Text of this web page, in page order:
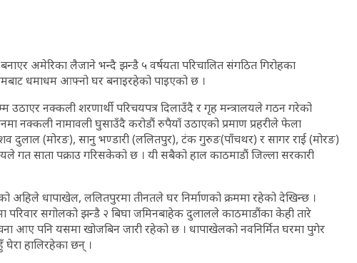
अमेरिका लैजाने भन्दै झन्डै ५ वर्षयता परिचालित संगठित गिरोहका
धमाधम आफ्नो घर बनाइरहेको पाइएको छ ।
नक्कली शरणार्थी परिचयपत्र दिलाउँदै र गृह मन्त्रालयले गठन गरेको
नक्कली नामावली घुसाउँदै करोडौं रुपैयाँ उठाएको प्रमाण प्रहरीले फेला
दुलाल (मोरङ), सानु भण्डारी (ललितपुर), टंक गुरुङ(पाँचथर) र सागर राई (मोरङ)
गत साता पक्राउ गरिसकेको छ । यी सबैको हाल काठमाडौं जिल्ला सरकारी
अहिले धापाखेल, ललितपुरमा तीनतले घर निर्माणको क्रममा रहेको देखिन्छ ।
परिवार सगोलको झन्डै २ बिघा जमिनबाहेक दुलालले काठमाडौंका केही तारे
आए पनि यसमा खोजबिन जारी रहेको छ । धापाखेलको नवनिर्मित घरमा पुगेर
हालिरहेका छन् ।